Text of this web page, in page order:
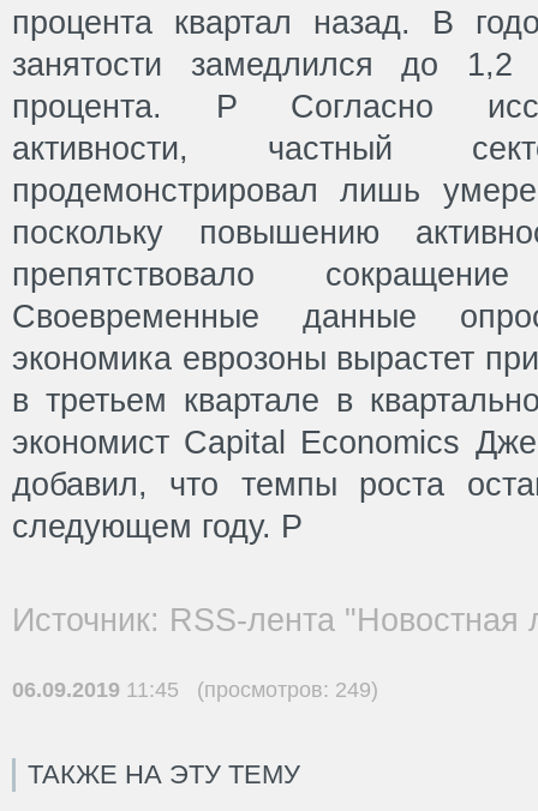
процента квартал назад. В
занятости замедлился до 1,2
процента. P Согласно
активности, частный
продемонстрировал лишь
поскольку повышению
препятствовало
Своевременные данные
экономика еврозоны вырастет
в третьем квартале в
экономист Capital Economics
добавил, что темпы роста
следующем году. P
Источник: RSS-лента "Новостная
06.09.2019 11:45 (просмотров: 249)
ТАКЖЕ НА ЭТУ ТЕМУ